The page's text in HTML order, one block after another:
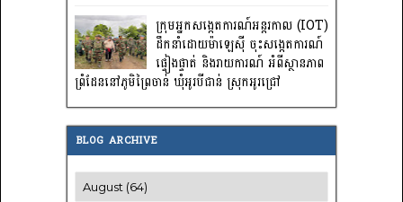
ក្រុមអ្នកសង្កេតការណ៍អន្តរកាល (IOT)
ដឹកនាំដោយម៉ាឡេស៊ី ចុះសង្កេតការណ៍
ផ្ទៀងផ្ទាត់ និងរាយការណ៍ អំពីស្ថានភាព
ព្រំដែននៅភូមិព្រៃចាន់ ឃុំអូរបីជាន់ ស្រុកអូរជ្រៅ
BLOG ARCHIVE